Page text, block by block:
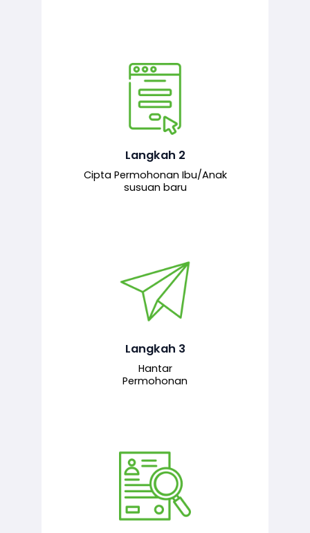
Langkah 2
Cipta Permohonan Ibu/Anak
susuan baru
Pemohon mengisi borang
permohonan bagi pendaftaran
baharu melalui sistem.
Langkah 3
Hantar
Permohonan
Permohonan yang lengkap dihantar
untuk proses semakan dan
bertanggungjawab.
Pegawai penyemak menyemak
maklumat yang dikemukakan. Jika
semua maklumat adalah lengkap dan